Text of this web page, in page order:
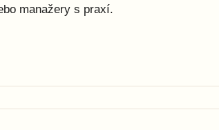
manažery s praxí.